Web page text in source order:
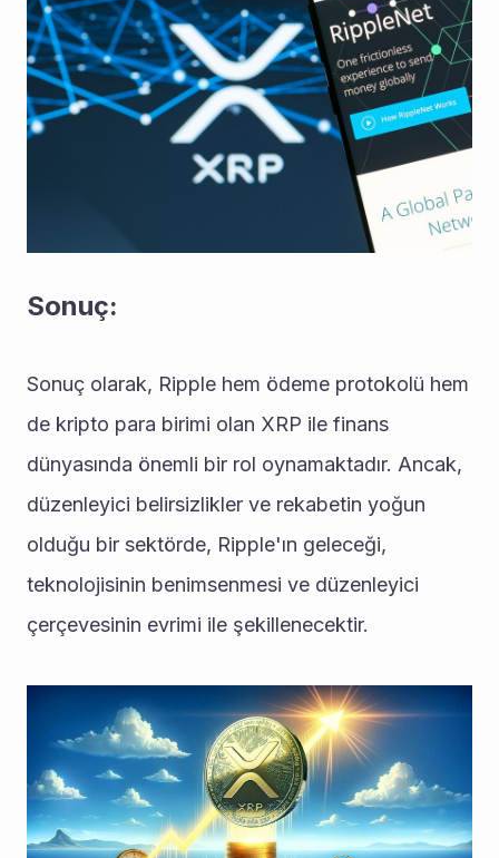
Sonuç:
Sonuç olarak, Ripple hem ödeme protokolü hem
de kripto para birimi olan XRP ile finans
dünyasında önemli bir rol oynamaktadır. Ancak,
düzenleyici belirsizlikler ve rekabetin yoğun
olduğu bir sektörde, Ripple'ın geleceği,
teknolojisinin benimsenmesi ve düzenleyici
çerçevesinin evrimi ile şekillenecektir.